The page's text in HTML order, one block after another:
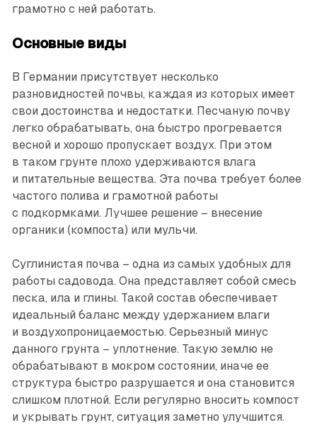
грамотно с ней работать.
Основные виды
В Германии присутствует несколько
разновидностей почвы, каждая из которых имеет
свои достоинства и недостатки. Песчаную почву
легко обрабатывать, она быстро прогревается
весной и хорошо пропускает воздух. При этом
в таком грунте плохо удерживаются влага
и питательные вещества. Эта почва требует более
частого полива и грамотной работы
с подкормками. Лучшее решение – внесение
органики (компоста) или мульчи.
Суглинистая почва – одна из самых удобных для
работы садовода. Она представляет собой смесь
песка, ила и глины. Такой состав обеспечивает
идеальный баланс между удержанием влаги
и воздухопроницаемостью. Серьезный минус
данного грунта – уплотнение. Такую землю не
обрабатывают в мокром состоянии, иначе ее
структура быстро разрушается и она становится
слишком плотной. Если регулярно вносить компост
и укрывать грунт, ситуация заметно улучшится.